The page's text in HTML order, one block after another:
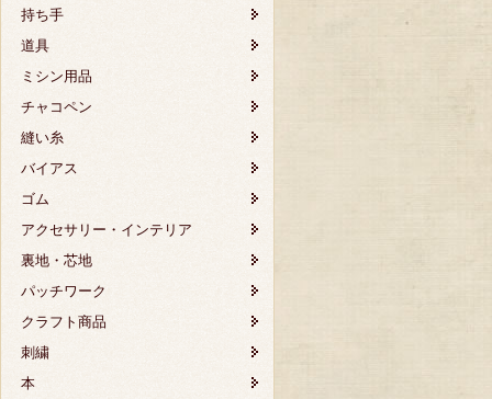
持ち手
道具
ミシン用品
チャコペン
縫い糸
バイアス
ゴム
アクセサリー・インテリア
裏地・芯地
パッチワーク
クラフト商品
刺繍
本